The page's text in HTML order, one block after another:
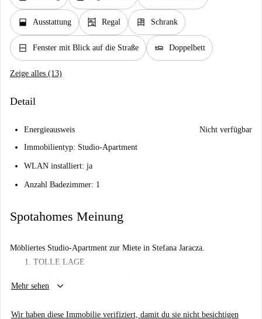
window_open Ausstattung shelves Regal dresser Schrank
window_closed Fenster mit Blick auf die Straße airline_seat_flat Doppelbett
Zeige alles (13)
Detail
Energieausweis
Nicht verfügbar
Immobilientyp: Studio-Apartment
WLAN installiert: ja
Anzahl Badezimmer: 1
Spotahomes Meinung
Möbliertes Studio-Apartment zur Miete in Stefana Jaracza.
TOLLE LAGE
IN DER NÄHE: Universität Lodz, Technische Universität Lodz,
Mehr sehen keyboard_arrow_down
Wir haben diese Immobilie verifiziert, damit du sie nicht besichtigen